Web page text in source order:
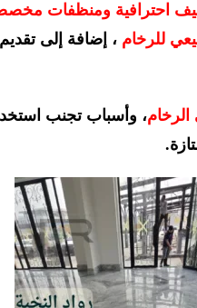
احترافية ومنظفات
للرخام ، إضافة إلى
الرخام، وأسباب تجنب